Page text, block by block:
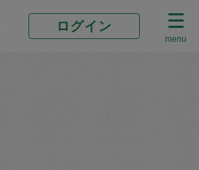
ログイン
menu